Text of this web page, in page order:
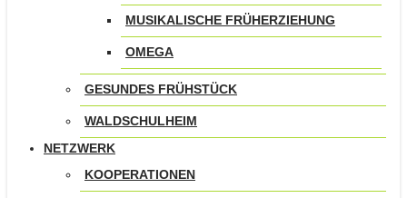
MUSIKALISCHE FRÜHERZIEHUNG
OMEGA
GESUNDES FRÜHSTÜCK
WALDSCHULHEIM
NETZWERK
KOOPERATIONEN